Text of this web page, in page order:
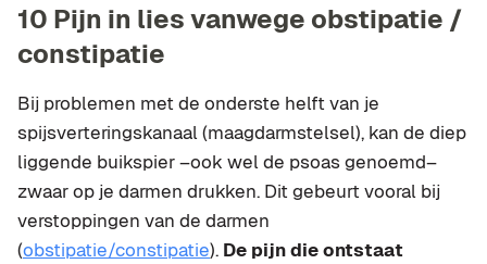
10 Pijn in lies vanwege obstipatie /
constipatie
Bij problemen met de onderste helft van je
spijsverteringskanaal (maagdarmstelsel), kan de diep
liggende buikspier –ook wel de psoas genoemd–
zwaar op je darmen drukken. Dit gebeurt vooral bij
verstoppingen van de darmen
(obstipatie/constipatie). De pijn die ontstaat